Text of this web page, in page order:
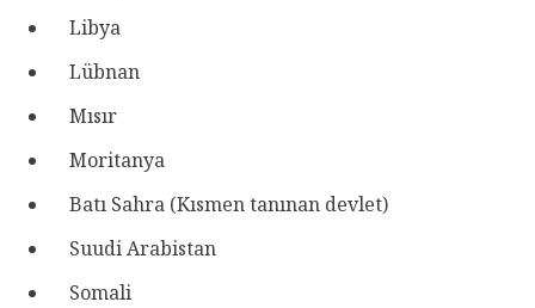
Libya
Lübnan
Mısır
Moritanya
Batı Sahra (Kısmen tanınan devlet)
Suudi Arabistan
Somali